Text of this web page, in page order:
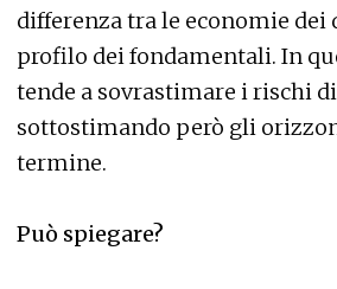
differenza tra le economie dei
profilo dei fondamentali. In
tende a sovrastimare i rischi
sottostimando però gli
termine.
Può spiegare?